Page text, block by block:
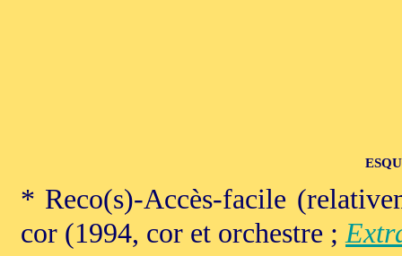
* Reco(s)-Accès-facile
cor (1994, cor et orchestre ;